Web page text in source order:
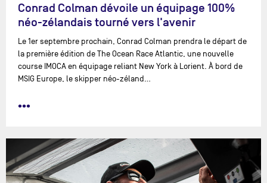
Conrad Colman dévoile un équipage 100%
néo-zélandais tourné vers l'avenir
Le 1er septembre prochain, Conrad Colman prendra le départ de
la première édition de The Ocean Race Atlantic, une nouvelle
course IMOCA en équipage reliant New York à Lorient. À bord de
MSIG Europe, le skipper néo-zéland…
•••